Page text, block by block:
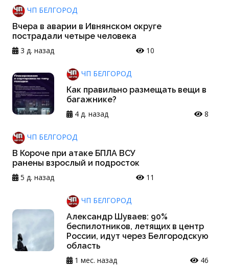
ЧП БЕЛГОРОД
Вчера в аварии в Ивнянском округе
пострадали четыре человека
3 д. назад
10
ЧП БЕЛГОРОД
Как правильно размещать вещи в
багажнике?
4 д. назад
8
ЧП БЕЛГОРОД
В Короче при атаке БПЛА ВСУ
ранены взрослый и подросток
5 д. назад
11
ЧП БЕЛГОРОД
Александр Шуваев: 90%
беспилотников, летящих в центр
России, идут через Белгородскую
область
1 мес. назад
46